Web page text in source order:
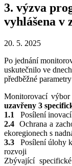
3. výzva
vyhlášena v
20. 5. 2025
Po jednání
uskutečnilo ve
předběžné
Monitorovací
uzavřeny 3
1.1
Posílení
2.4 Ochrana a
ekoregionech s
3.3 Posílení úlohy
rozvoji
Zbývající